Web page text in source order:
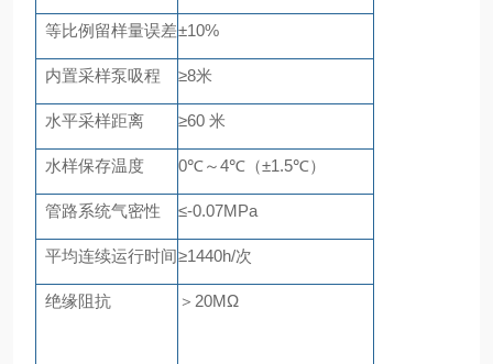
等比例留样量误差±10%
内置采样泵吸程 ≥8米
水平采样距离 ≥60 米
水样保存温度 0℃～4℃（±1.5℃）
管路系统气密性 ≤-0.07MPa
平均连续运行时间≥1440h/次
绝缘阻抗 ＞ 20MΩ